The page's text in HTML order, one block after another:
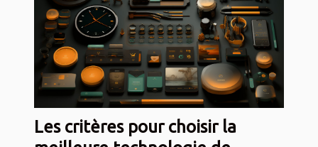
Les critères pour choisir la